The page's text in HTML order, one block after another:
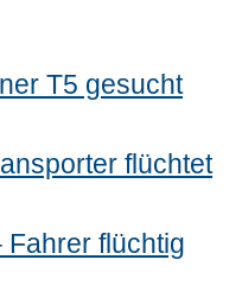
T5 gesucht
flüchtet
flüchtig